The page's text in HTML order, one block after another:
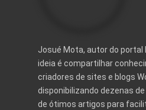
Josué Mota, autor do portal
ideia é compartilhar
criadores de sites e blogs
disponibilizando dezenas
de ótimos artigos para